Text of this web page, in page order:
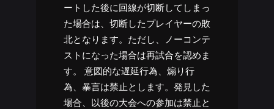
ートした後に回線が切断してしまっ
た場合は、切断したプレイヤーの敗
北となります。ただし、ノーコンテ
ストになった場合は再試合を認めま
す。 意図的な遅延行為、煽り行
為、暴言は禁止とします。発見した
場合、以後の大会への参加は禁止と